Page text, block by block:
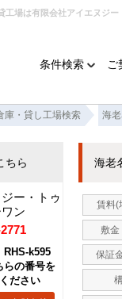
場は有限会社アイエヌジ
条件検索 ご
庫・貸し工場検索 海
海老
賃料(
敷金
保証
ちら
ー・トゥ
ン
RHS-k595
らの番号を
ださい